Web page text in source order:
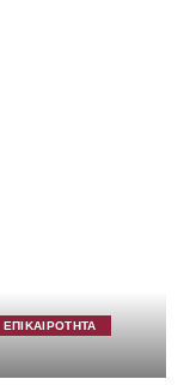
ΕΠΙΚΑΙΡΟΤΗΤΑ